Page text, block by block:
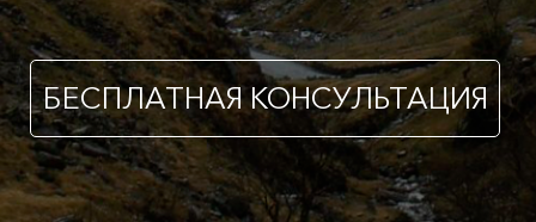
БЕСПЛАТНАЯ КОНСУЛЬТАЦИЯ